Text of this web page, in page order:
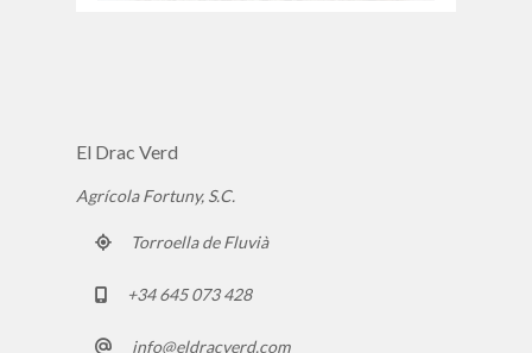
El Drac Verd
Agrícola Fortuny, S.C.
Torroella de Fluvià
+34 645 073 428
info@eldracverd.com